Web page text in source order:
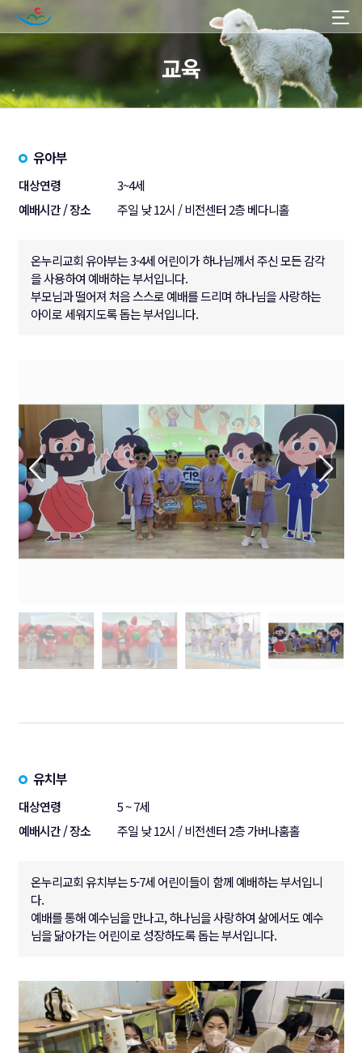
교육
유아부
대상연령
3~4세
예배시간 / 장소
주일 낮 12시 / 비전센터 2층 베다니홀
온누리교회 유아부는 3-4세 어린이가 하나님께서 주신 모든 감각
을 사용하여 예배하는 부서입니다.
부모님과 떨어져 처음 스스로 예배를 드리며 하나님을 사랑하는
아이로 세워지도록 돕는 부서입니다.
유치부
대상연령
5 ~ 7세
예배시간 / 장소
주일 낮 12시 / 비전센터 2층 가버나훔홀
온누리교회 유치부는 5-7세 어린이들이 함께 예배하는 부서입니
다.
예배를 통해 예수님을 만나고, 하나님을 사랑하여 삶에서도 예수
님을 닮아가는 어린이로 성장하도록 돕는 부서입니다.